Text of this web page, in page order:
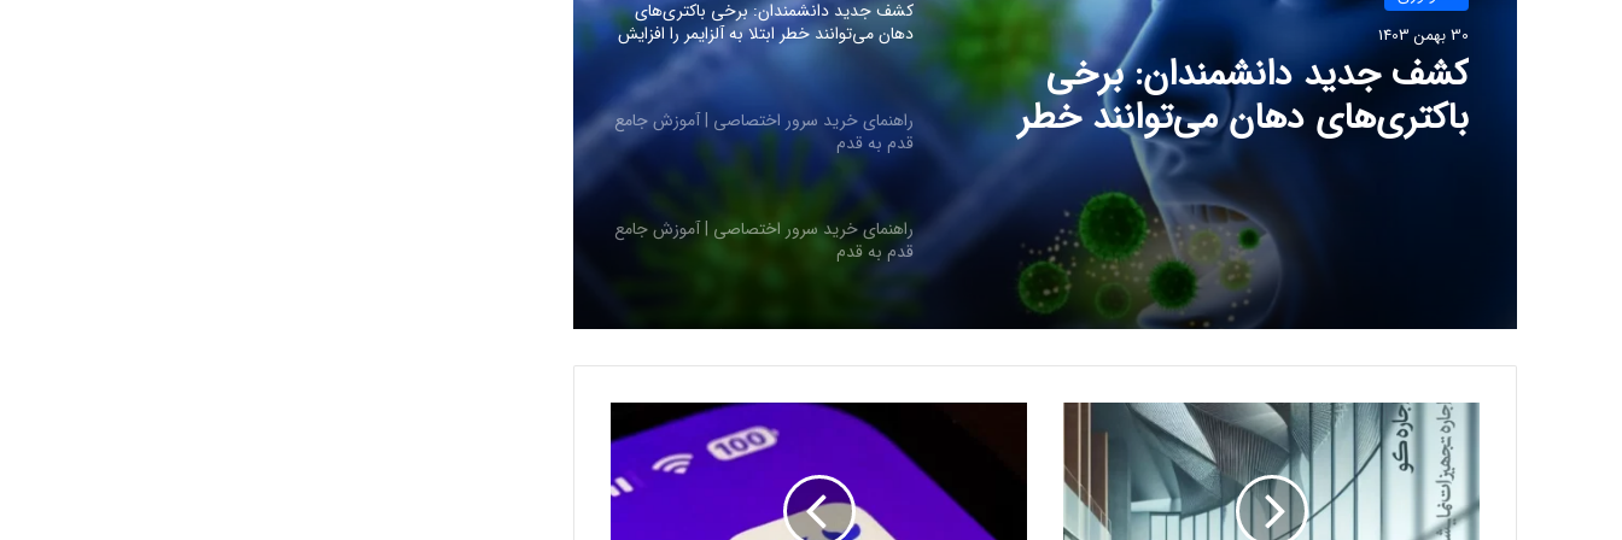
30 بهمن 1403
کشف جدید دانشمندان: برخی
باکتری‌های دهان می‌توانند خطر
ابتلا به آلزایمر را افزایش دهند
کشف جدید دانشمندان: برخی باکتری‌های
دهان می‌توانند خطر ابتلا به آلزایمر را افزایش
راهنمای خرید سرور اختصاصی | آموزش جامع
قدم به قدم
راهنمای خرید سرور اختصاصی | آموزش جامع
قدم به قدم
کاربران از مشکلات کابل شارژ گلکسی S25
اولترا و پلاس خبر می‌دهند
اولترا و پلاس خبر می‌دهند
ر
ه